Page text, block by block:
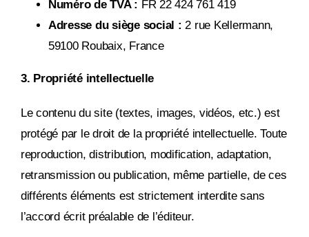
Numéro de TVA : FR 22 424 761 419
Adresse du siège social : 2 rue Kellermann,
59100 Roubaix, France
3. Propriété intellectuelle
Le contenu du site (textes, images, vidéos, etc.) est
protégé par le droit de la propriété intellectuelle. Toute
reproduction, distribution, modification, adaptation,
retransmission ou publication, même partielle, de ces
différents éléments est strictement interdite sans
l’accord écrit préalable de l’éditeur.